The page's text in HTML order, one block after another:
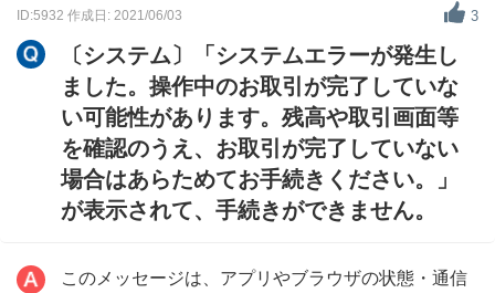
ID:5932 作成日: 2021/06/03 3
〔システム〕「システムエラーが発生し
ました。操作中のお取引が完了していな
い可能性があります。残高や取引画面等
を確認のうえ、お取引が完了していない
場合はあらためてお手続きください。」
が表示されて、手続きができません。
このメッセージは、アプリやブラウザの状態・通信